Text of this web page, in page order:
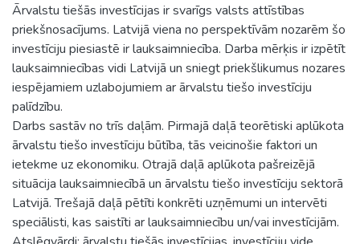
Ārvalstu tiešās investīcijas ir svarīgs valsts attīstības
priekšnosacījums. Latvijā viena no perspektīvām nozarēm šo
investīciju piesiastē ir lauksaimniecība. Darba mērķis ir izpētīt
lauksaimniecības vidi Latvijā un sniegt priekšlikumus nozares
iespējamiem uzlabojumiem ar ārvalstu tiešo investīciju
palīdzību.
Darbs sastāv no trīs daļām. Pirmajā daļā teorētiski aplūkota
ārvalstu tiešo investīciju būtība, tās veicinošie faktori un
ietekme uz ekonomiku. Otrajā daļā aplūkota pašreizējā
situācija lauksaimniecībā un ārvalstu tiešo investīciju sektorā
Latvijā. Trešajā daļā pētīti konkrēti uzņēmumi un intervēti
speciālisti, kas saistīti ar lauksaimniecību un/vai investīcijām.